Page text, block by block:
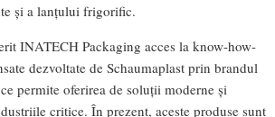
și a lanțului frigorific.
INATECH Packaging acces la know-how-
dezvoltate de Schaumaplast prin brandul
permite oferirea de soluții moderne și
critice. În prezent, aceste produse sunt